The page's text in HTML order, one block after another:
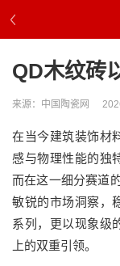
QD木纹砖
来源：中国陶瓷网
在当今建筑装饰材
感与物理性能的独
而在这一细分赛道
敏锐的市场洞察，
系列，更以现象级
上的双重引领。